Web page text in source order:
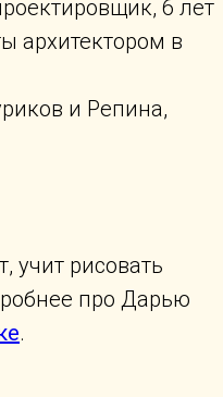
6 лет
архитектором в
и Репина,
учит рисовать
про Дарью
.